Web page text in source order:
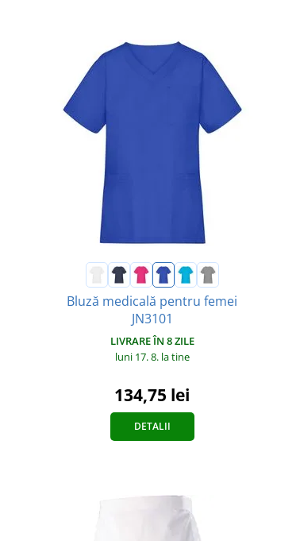
Bluză medicală pentru femei
JN3101
LIVRARE ÎN 8 ZILE
luni 17. 8. la tine
134,75 lei
DETALII